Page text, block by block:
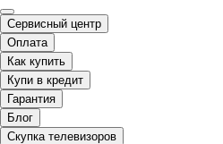
Сервисный центр
Оплата
Как купить
Купи в кредит
Гарантия
Блог
Скупка телевизоров